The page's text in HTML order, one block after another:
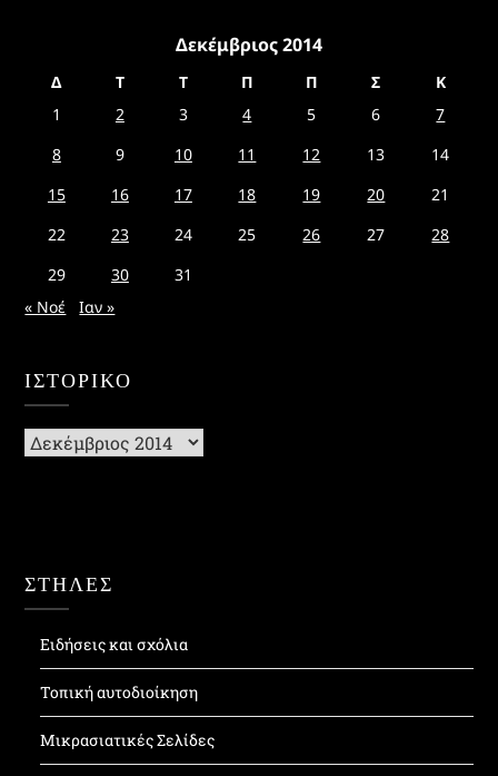
Δεκέμβριος 2014
Δ Τ Τ Π Π Σ
Κ
1
2 3 4 5 6
7
8
9 10 11 12 13
14
15
16 17 18 19 20
21
22
23 24 25 26 27
28
29
30
31
« Νοέ
Ιαν »
ΙΣΤΟΡΙΚΌ
Ιστορικό
ΣΤΗΛΕΣ
Ειδήσεις και σχόλια
Τοπική αυτοδιοίκηση
Μικρασιατικές Σελίδες